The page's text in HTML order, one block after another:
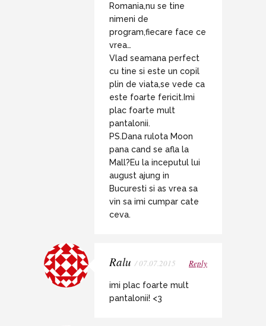
Romania,nu se tine
nimeni de
program,fiecare face ce
vrea…
Vlad seamana perfect
cu tine si este un copil
plin de viata,se vede ca
este foarte fericit.Imi
plac foarte mult
pantalonii.
PS.Dana rulota Moon
pana cand se afla la
Mall?Eu la inceputul lui
august ajung in
Bucuresti si as vrea sa
vin sa imi cumpar cate
ceva.
Ralu / 07.07.2015 Reply
imi plac foarte mult
pantalonii! <3